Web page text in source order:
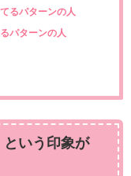
るパターンの人
パターンの人
いう印象が